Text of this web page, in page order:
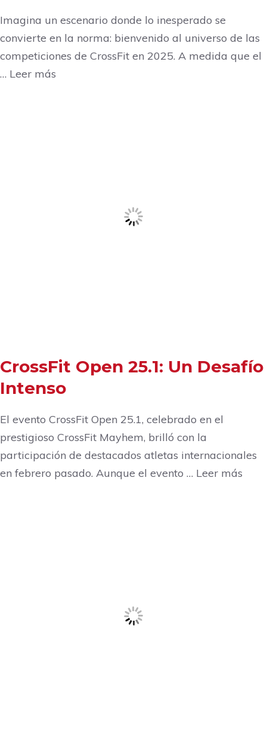
Imagina un escenario donde lo inesperado se
convierte en la norma: bienvenido al universo de las
competiciones de CrossFit en 2025. A medida que el
… Leer más
CrossFit Open 25.1: Un Desafío
Intenso
El evento CrossFit Open 25.1, celebrado en el
prestigioso CrossFit Mayhem, brilló con la
participación de destacados atletas internacionales
en febrero pasado. Aunque el evento … Leer más